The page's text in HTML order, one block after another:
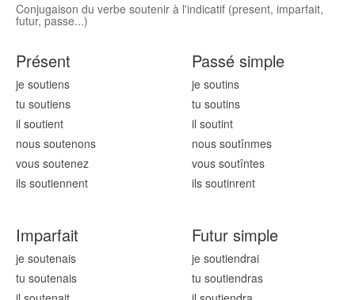
Conjugaison du verbe soutenir à l'indicatif (present, imparfait,
futur, passe...)
Présent
je soutiens
tu soutiens
il soutient
nous soutenons
vous soutenez
ils soutiennent
Passé simple
je soutins
tu soutins
il soutint
nous soutînmes
vous soutîntes
ils soutinrent
Imparfait
je soutenais
tu soutenais
Futur simple
je soutiendrai
tu soutiendras